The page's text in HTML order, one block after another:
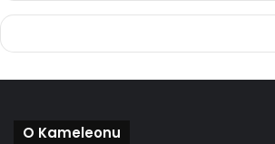
O Kameleonu